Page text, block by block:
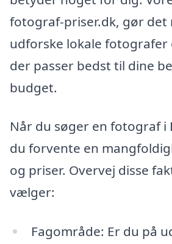
fotograf-priser.dk, gør det
udforske lokale fotografer
der passer bedst til dine
budget.
Når du søger en fotograf i
du forvente en
og priser. Overvej disse
vælger:
Fagområde: Er du på